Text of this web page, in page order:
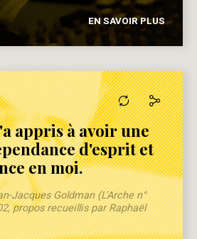
EN SAVOIR PLUS
appris à avoir une
d'esprit et
en moi.
Jacques Goldman (L'Arche n°
propos recueillis par Raphaël